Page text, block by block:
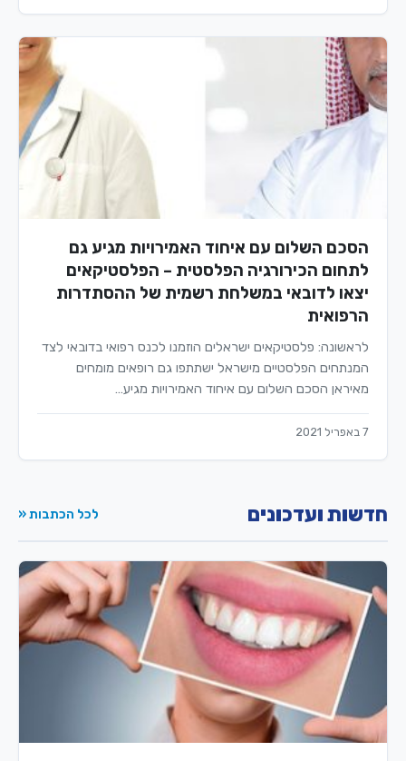
הסכם השלום עם איחוד האמירויות מגיע גם
לתחום הכירורגיה הפלסטית – הפלסטיקאים
יצאו לדובאי במשלחת רשמית של ההסתדרות
הרפואית
לראשונה: פלסטיקאים ישראלים הוזמנו לכנס רפואי בדובאי לצד
המנתחים הפלסטיים מישראל ישתתפו גם רופאים מומחים
מאיראן הסכם השלום עם איחוד האמירויות מגיע…
7 באפריל 2021
חדשות ועדכונים לכל הכתבות «